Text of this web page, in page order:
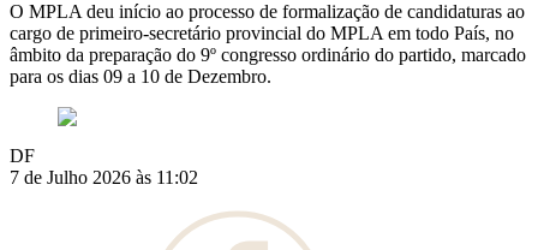
O MPLA deu início ao processo de formalização de candidaturas ao
cargo de primeiro-secretário provincial do MPLA em todo País, no
âmbito da preparação do 9º congresso ordinário do partido, marcado
para os dias 09 a 10 de Dezembro.
DF
7 de Julho 2026 às 11:02